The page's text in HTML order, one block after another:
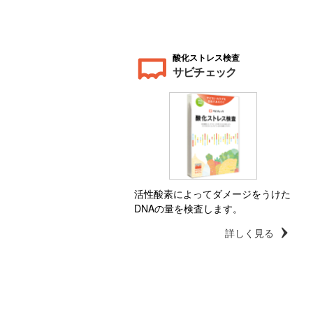
酸化ストレス検査
サビチェック
活性酸素によってダメージをうけた
DNAの量を検査します。
詳しく見る